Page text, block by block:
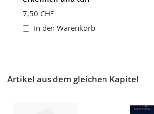
7,50 CHF
In den Warenkorb
Artikel aus dem gleichen Kapitel